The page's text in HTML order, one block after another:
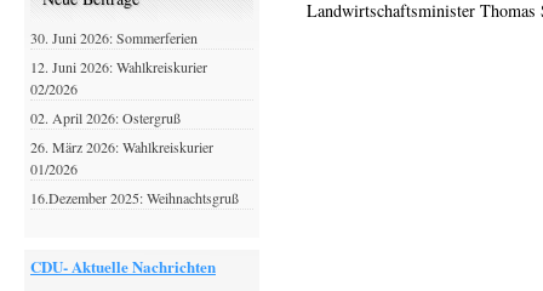
Landwirtschaftsminister Thomas
30. Juni 2026: Sommerferien
12. Juni 2026: Wahlkreiskurier
02/2026
02. April 2026: Ostergruß
26. März 2026: Wahlkreiskurier
01/2026
16.Dezember 2025: Weihnachtsgruß
CDU- Aktuelle Nachrichten